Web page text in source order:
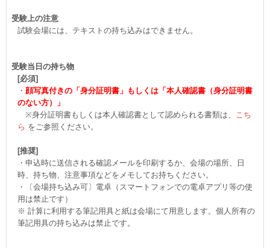
受験上の注意
試験会場には、テキストの持ち込みはできません。
受験当日の持ち物
[必須]
・ 顔写真付きの「身分証明書」もしくは「本人確認書（身分証明書
のない方）」
※身分証明書もしくは本人確認書として認められる書類は、 こち
ら をご参照ください。
[推奨]
・申込時に送信される確認メールを印刷するか、会場の場所、日
時、持ち物、注意事項などをメモしてお持ちください。
・〔会場持ち込み可〕電卓（スマートフォンでの電卓アプリ等の使
用は禁止です）
※ 計算に利用する筆記用具と紙は会場にて用意します。個人所有の
筆記用具の持ち込みは禁止です。